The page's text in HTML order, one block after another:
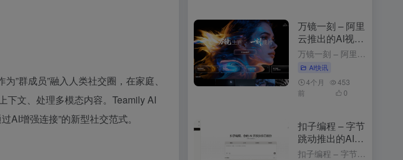
”群成员”融入人类社交圈，在家庭、
下文、处理多模态内容。Teamily AI
AI增强连接”的新型社交范式。
万镜一刻 – 阿里
云推出的AI视频
创作工具
万镜一刻 – 阿里云推出的AI视频创作工具 4周前发布 万镜一刻是什么 万镜一刻是阿里云推出的，以”万镜生辉·一刻成片”为核心理念，为不同需求的创作者提供从内容解析到故事板生成的一站式解决方案。产品目...
AI快讯
4个月
前
453
0
扣子编程 – 字节
跳动推出的AI应
用开发平台
扣子编程 – 字节跳动推出的AI应用开发平台 3个月前发布 扣子编程是什么 扣子编程是字节跳动推出的，通过自然语言描述需求，快速生成智能体、工作流和网页应用。平台提供开箱即用的云端开发环境，无需安装工...